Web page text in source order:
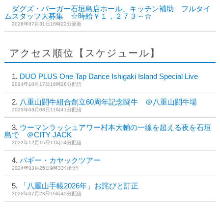
ダグズ・バーガー石垣島店ホール、キッチン補助 フルタイ
ムスタッフ大募集 ☆時給￥１，２７３～☆
2026年07月31日18時22分更新
アクセス順位【スケジュール】
DUO PLUS One Tap Dance Ishigaki Island Special Live
2024年10月17日16時26分配信
八重山闘牛組合創立60周年記念闘牛 ＠八重山闘牛場
2023年03月08日11時41分配信
ウーマンラッシュアワー村本大輔の一線を超える夜を石垣
島で ＠CITY JACK
2022年12月16日11時54分配信
バギー・カヤックツアー
2024年03月25日9時33分配信
「八重山手帳2026年」お詫びと訂正
2026年07月23日16時45分配信